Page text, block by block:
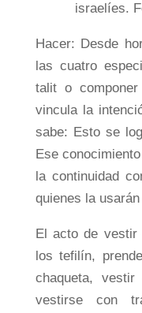
israelíes.
Hacer: Desde
las cuatro
talit o
vincula la
sabe: Esto se
Ese
la continuidad
quienes la
El acto de
los tefilín,
chaqueta,
vestirse con